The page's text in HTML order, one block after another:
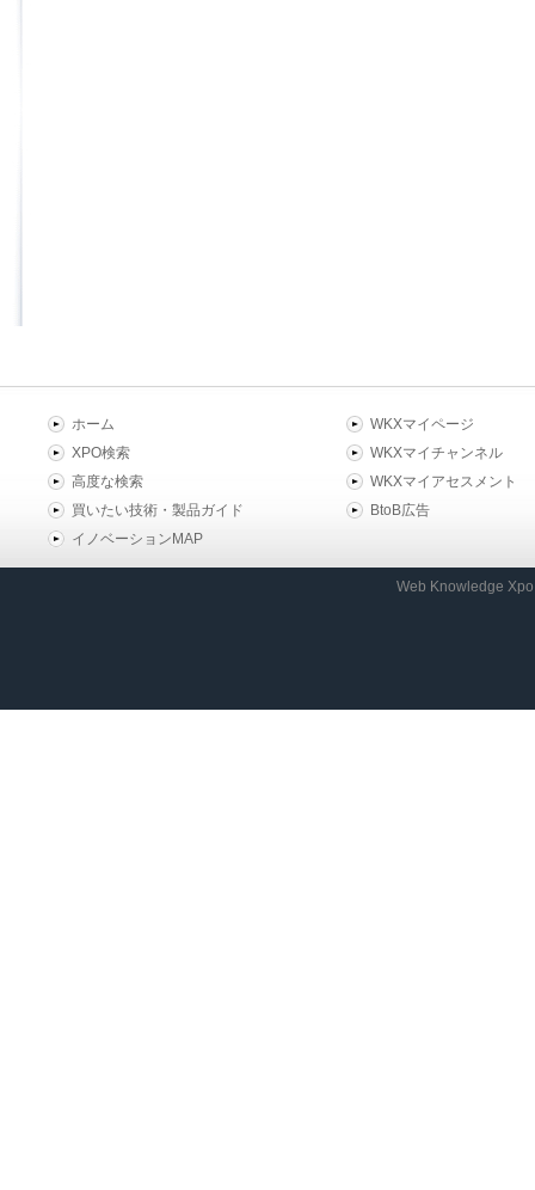
ホーム
XPO検索
高度な検索
買いたい技術・製品ガイド
イノベーションMAP
WKXマイページ
WKXマイチャンネル
WKXマイアセスメント
BtoB広告
Web Knowledge